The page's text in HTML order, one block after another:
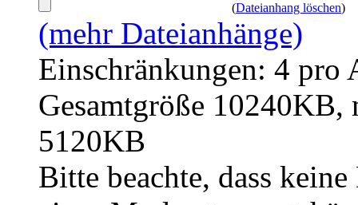
(Dateianhang löschen)
(mehr Dateianhänge)
Einschränkungen: 4 pro
Gesamtgröße
5120KB
Bitte beachte, dass